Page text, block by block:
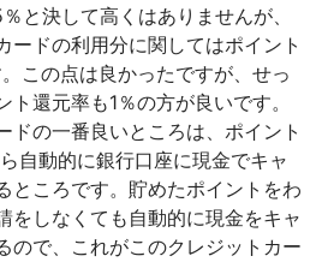
と決して高くはありませんが、
ードの利用分に関してはポイント
この点は良かったですが、せっ
還元率も1％の方が良いです。
ドの一番良いところは、ポイント
自動的に銀行口座に現金でキャ
ところです。貯めたポイントをわ
をしなくても自動的に現金をキャ
ので、これがこのクレジットカー